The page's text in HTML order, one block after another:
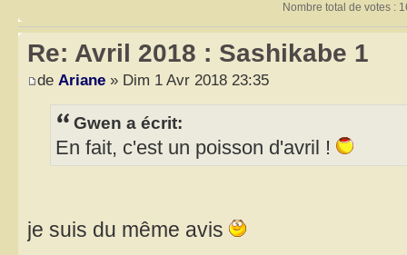
Nombre total de votes :
Re: Avril 2018 : Sashikabe 1
de Ariane » Dim 1 Avr 2018 23:35
Gwen a écrit:
En fait, c'est un poisson d'avril !
je suis du même avis